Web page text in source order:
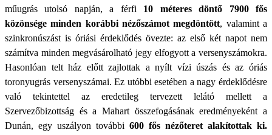
műugrás utolsó napján, a férfi 10 méteres döntő 7900 fős
közönsége minden korábbi nézőszámot megdöntött, valamint a
szinkronúszást is óriási érdeklődés övezte: az első két napot nem
számítva minden megvásárolható jegy elfogyott a versenyszámokra.
Hasonlóan telt ház előtt zajlottak a nyílt vízi úszás és az óriás
toronyugrás versenyszámai. Ez utóbbi esetében a nagy érdeklődésre
való tekintettel az eredetileg tervezett lelátó mellett a
Szervezőbizottság és a Mahart összefogásának eredményeként a
Dunán, egy uszályon további 600 fős nézőteret alakítottak ki.